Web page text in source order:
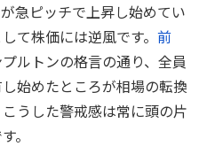
急ピッチで上昇し始めてい
て株価には逆風です。 前
ルトンの格言の通り、全員
始めたところが相場の転換
うした警戒感は常に頭の片
。